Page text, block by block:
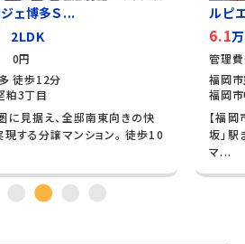
ェ博多Ｓ...
2LDK
0円
徒歩12分
粕3丁目
に見据え、全邸南東向きの快
する分譲マンション。 徒歩10
ルピ
6.1
管理
福岡
福岡
【福
坂」
マ...